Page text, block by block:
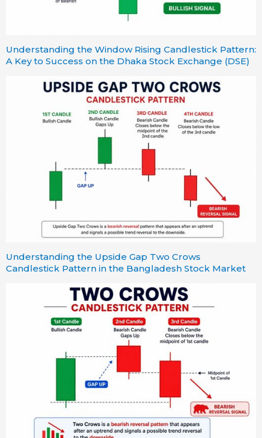
Understanding the Window Rising Candlestick Pattern:
A Key to Success on the Dhaka Stock Exchange (DSE)
Understanding the Upside Gap Two Crows
Candlestick Pattern in the Bangladesh Stock Market